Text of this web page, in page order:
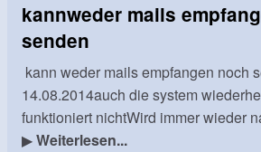
kannweder mails
senden
kann weder mails empfangen noch
14.08.2014auch die system
funktioniert nichtWird immer wieder
▶Weiterlesen...